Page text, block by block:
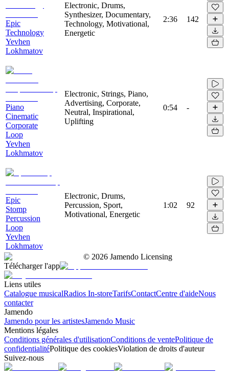
Epic
Technology
Yevhen
Lokhmatov
Electronic, Drums,
Synthesizer, Documentary,
Technology, Motivational,
Energetic
2:36 142
Piano
Cinematic
Corporate
Loop
Yevhen
Lokhmatov
Electronic, Strings, Piano,
Advertising, Corporate,
Neutral, Inspirational,
Uplifting
0:54 -
Epic
Stomp
Percussion
Loop
Yevhen
Lokhmatov
Electronic, Drums,
Percussion, Sport,
Motivational, Energetic
1:02 92
© 2026 Jamendo Licensing
Télécharger l'app
Liens utiles
Catalogue musicalRadios In-storeTarifsContactCentre d'aideNous
contacter
Jamendo
Jamendo pour les artistesJamendo Music
Mentions légales
Conditions générales d'utilisationConditions de ventePolitique de
confidentialitéPolitique des cookiesViolation de droits d'auteur
Suivez-nous